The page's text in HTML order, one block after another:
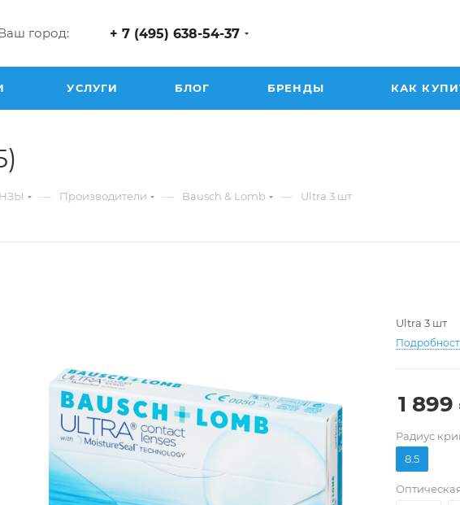
город: + 7 (495) 638-54-37
УСЛУГИ БЛОГ БРЕНДЫ КАК
— Производители — Bausch & Lomb — Ultra 3 шт
Ultra 3 шт
1 899
Pадиус
8.5
-12.00